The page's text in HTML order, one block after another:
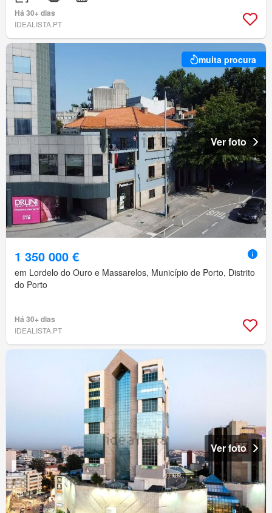
Há 30+ dias
IDEALISTA.PT
muita procura
Ver foto
1 350 000 €
em Lordelo do Ouro e Massarelos, Município de Porto, Distrito
do Porto
Há 30+ dias
IDEALISTA.PT
Ver foto